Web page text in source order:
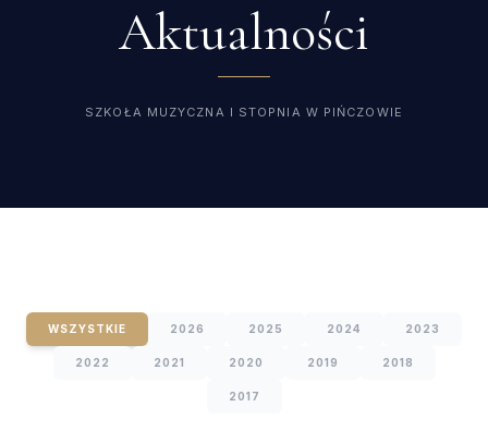
Aktualności
SZKOŁA MUZYCZNA I STOPNIA W PIŃCZOWIE
WSZYSTKIE 2026 2025 2024 2023
2022 2021 2020 2019 2018
2017